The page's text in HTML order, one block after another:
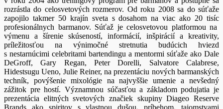
rozrástla do celosvetových rozmerov. Od roku 2008 sa do súťaže
zapojilo takmer 50 krajín sveta s dosahom na viac ako 20 tisíc
profesionálnych barmanov. Súťaž je celosvetovou platformou na
výmenu a šírenie skúseností, informácií, inšpirácií a kreativity,
príležitosťou na výnimočné stretnutia budúcich hviezd
s nestarnúcimi celebritami bartendingu a mentormi súťaže ako Dale
DeGroff, Gary Regan, Peter Dorelli, Salvatore Calabrese,
Hidestsugu Ueno, Julie Reiner, na prezentáciu nových barmanských
techník, povýšenie mixológie na najvyššie umenie a nevšedný
zážitok pre hostí. Významnou súčasťou a základom podujatia je
prezentácia elitných svetových značiek skupiny Diageo Reserve